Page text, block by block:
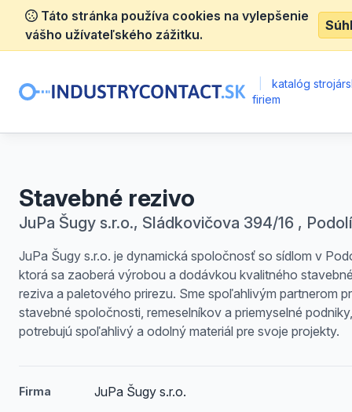
Táto stránka používa cookies na vylepšenie
vášho užívateľského zážitku.
katalóg
firiem
Stavebné rezivo
JuPa Šugy s.r.o., Sládkovičova 394/16 ,
JuPa Šugy s.r.o. je dynamická spoločnosť so sídlom v
ktorá sa zaoberá výrobou a dodávkou kvalitného
reziva a paletového prirezu. Sme spoľahlivým partnerom
stavebné spoločnosti, remeselníkov a priemyselné
potrebujú spoľahlivý a odolný materiál pre svoje projekty.
Firma JuPa Šugy s.r.o.